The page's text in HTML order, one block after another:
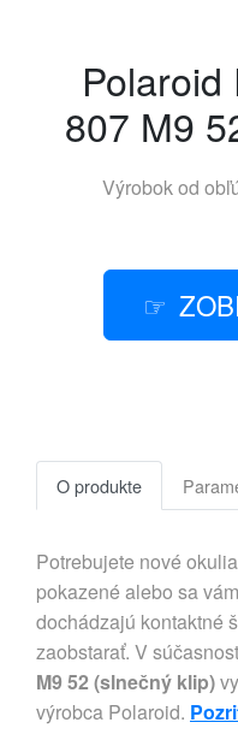
807 M9
Výrobok od
O produkte
Potrebujete nové
pokazené alebo sa
dochádzajú kontaktné
zaobstarať. V
M9 52 (slnečný klip)
výrobca Polaroid.